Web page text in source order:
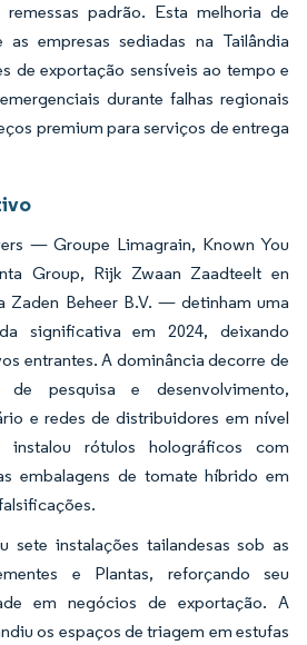
padrão. Esta melhoria de
empresas sediadas na Tailândia
de exportação sensíveis ao tempo e
durante falhas regionais
premium para serviços de entrega
— Groupe Limagrain, Known You
Group, Rijk Zwaan Zaadteelt en
Zaden Beheer B.V. — detinham uma
significativa em 2024, deixando
entrantes. A dominância decorre de
de pesquisa e desenvolvimento,
e redes de distribuidores em nível
instalou rótulos holográficos com
embalagens de tomate híbrido em
sete instalações tailandesas sob as
e Plantas, reforçando seu
em negócios de exportação. A
os espaços de triagem em estufas